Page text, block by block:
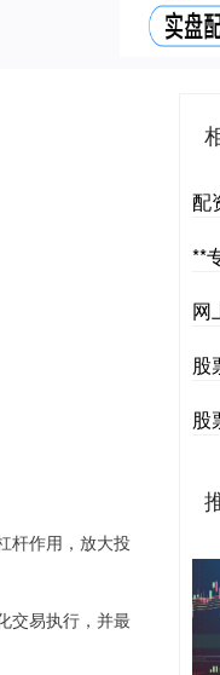
杆作用，放大投
交易执行，并最
配
**
网
股
股